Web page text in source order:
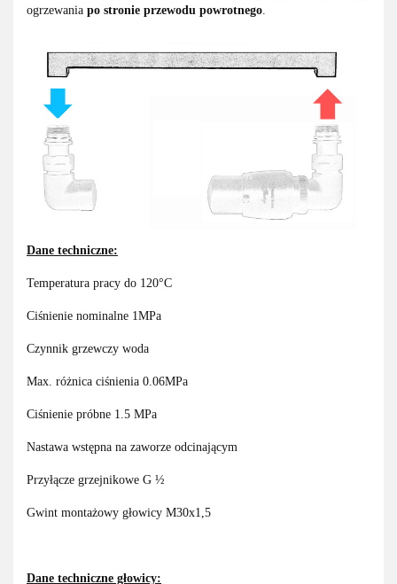
ogrzewania po stronie przewodu powrotnego.
Dane techniczne:
Temperatura pracy do 120°C
Ciśnienie nominalne 1MPa
Czynnik grzewczy woda
Max. różnica ciśnienia 0.06MPa
Ciśnienie próbne 1.5 MPa
Nastawa wstępna na zaworze odcinającym
Przyłącze grzejnikowe G ½
Gwint montażowy głowicy M30x1,5
Dane techniczne głowicy: